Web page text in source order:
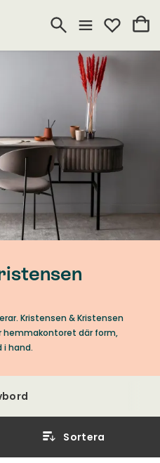
Kristensen & Kristensen
hemmakontoret där form,
i hand.
Sortera